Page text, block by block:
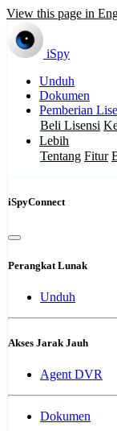
View this page in
iSpy
Unduh
Dokumen
Pemberian
Beli Lisensi
Lebih
Tentang Fitur
iSpyConnect
Perangkat Lunak
Unduh
Akses Jarak Jauh
Agent DVR
Dokumen